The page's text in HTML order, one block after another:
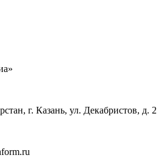
г. Казань, ул. Декабристов, д. 2